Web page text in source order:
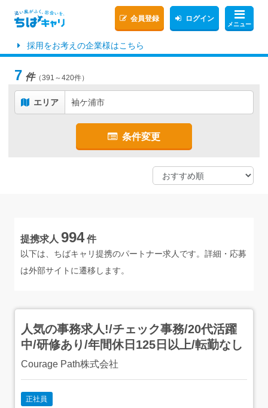
メニュー
会員登録 ログイン
採用をお考えの企業様はこちら
7 件（391～420件）
エリア 袖ケ浦市
条件変更
提携求人 994件
以下は、ちばキャリ提携のパートナー求人です。詳細・応募
は外部サイトに遷移します。
人気の事務求人!/チェック事務/20代活躍
中/研修あり/年間休日125日以上/転勤なし
Courage Path株式会社
正社員